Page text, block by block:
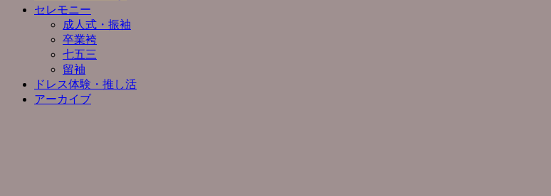
セレモニー
成人式・振袖
卒業袴
七五三
留袖
ドレス体験・推し活
アーカイブ